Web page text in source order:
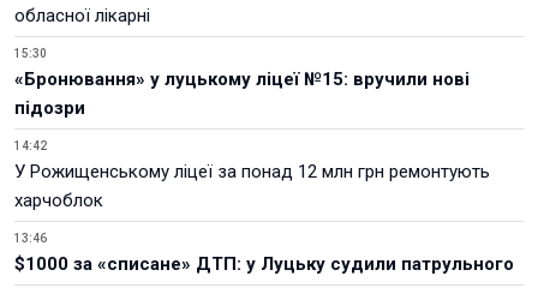
обласної лікарні
15:30
«Бронювання» у луцькому ліцеї №15: вручили нові
підозри
14:42
У Рожищенському ліцеї за понад 12 млн грн ремонтують
харчоблок
13:46
$1000 за «списане» ДТП: у Луцьку судили патрульного